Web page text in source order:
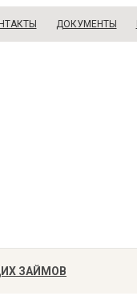
ДОКУМЕНТЫ
ЗАЙМОВ